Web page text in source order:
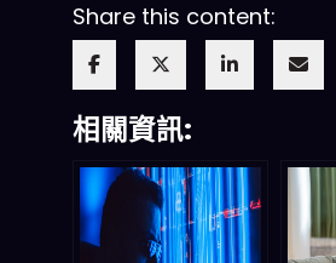
Share this content:
相關資訊: